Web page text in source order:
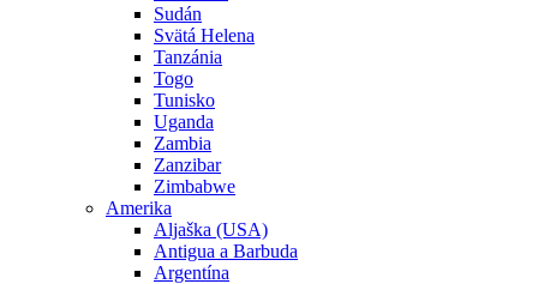
Sudán
Svätá Helena
Tanzánia
Togo
Tunisko
Uganda
Zambia
Zanzibar
Zimbabwe
Amerika
Aljaška (USA)
Antigua a Barbuda
Argentína